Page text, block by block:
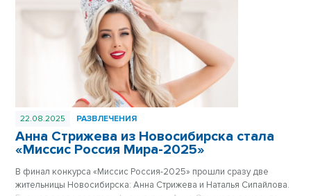
22.08.2025 РАЗВЛЕЧЕНИЯ
Анна Стрижева из Новосибирска стала
«Миссис Россия Мира-2025»
В финал конкурса «Миссис Россия-2025» прошли сразу две
жительницы Новосибирска: Анна Стрижева и Наталья Сипайлова.